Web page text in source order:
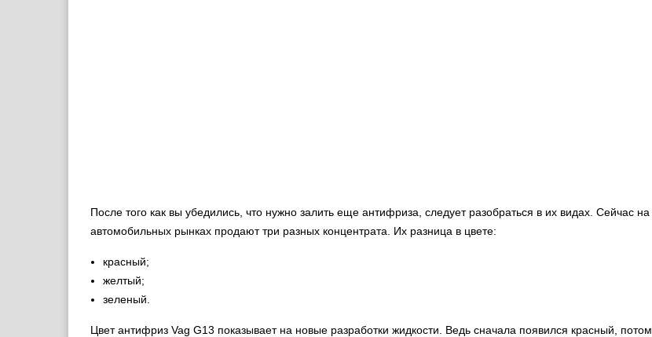
После того как вы убедились, что нужно залить еще антифриза, следует разобраться в их видах. Сейчас на
автомобильных рынках продают три разных концентрата. Их разница в цвете:
красный;
желтый;
зеленый.
Цвет антифриз Vag G13 показывает на новые разработки жидкости. Ведь сначала появился красный, потом